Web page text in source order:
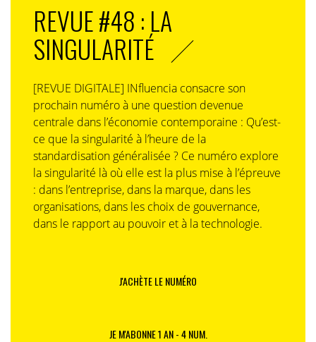
REVUE #48 : LA
SINGULARITÉ
[REVUE DIGITALE] INfluencia consacre son
prochain numéro à une question devenue
centrale dans l’économie contemporaine : Qu’est-
ce que la singularité à l’heure de la
standardisation généralisée ? Ce numéro explore
la singularité là où elle est la plus mise à l’épreuve
: dans l’entreprise, dans la marque, dans les
organisations, dans les choix de gouvernance,
dans le rapport au pouvoir et à la technologie.
J'ACHÈTE LE NUMÉRO
JE M'ABONNE 1 AN - 4 NUM.